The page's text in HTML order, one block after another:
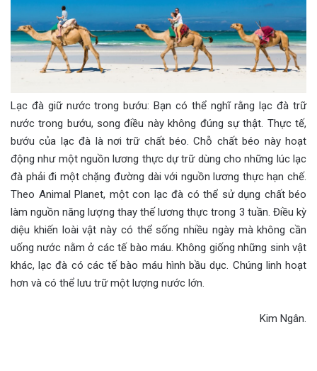
Lạc đà giữ nước trong bướu: Bạn có thể nghĩ rằng lạc đà trữ
nước trong bướu, song điều này không đúng sự thật. Thực tế,
bướu của lạc đà là nơi trữ chất béo. Chỗ chất béo này hoạt
động như một nguồn lương thực dự trữ dùng cho những lúc lạc
đà phải đi một chặng đường dài với nguồn lương thực hạn chế.
Theo Animal Planet, một con lạc đà có thể sử dụng chất béo
làm nguồn năng lượng thay thế lương thực trong 3 tuần. Điều kỳ
diệu khiến loài vật này có thể sống nhiều ngày mà không cần
uống nước nằm ở các tế bào máu. Không giống những sinh vật
khác, lạc đà có các tế bào máu hình bầu dục. Chúng linh hoạt
hơn và có thể lưu trữ một lượng nước lớn.
Kim Ngân.